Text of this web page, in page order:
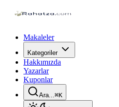
Makaleler
Kategoriler
Hakkımızda
Yazarlar
Kuponlar
Ara...⌘K